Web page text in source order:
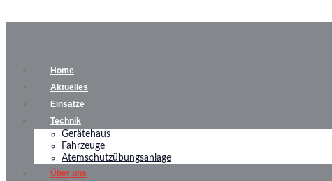
Home
Aktuelles
Einsätze
Technik
Gerätehaus
Fahrzeuge
Atemschutzübungsanlage
Über uns